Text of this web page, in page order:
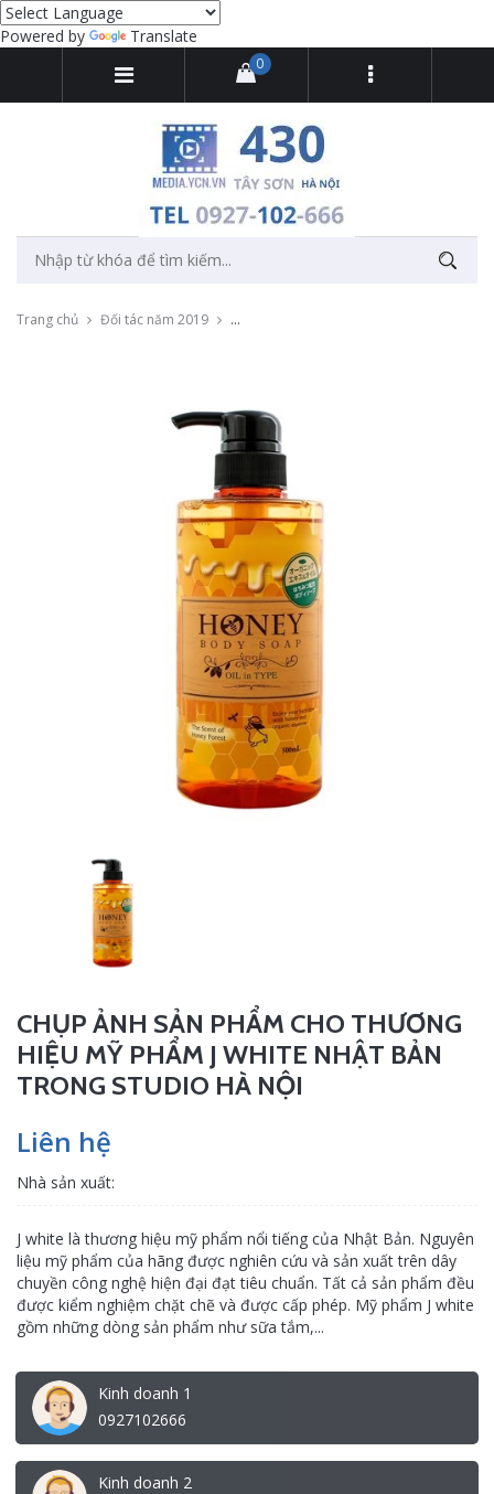
Powered by Translate
0
Trang chủ Đối tác năm 2019 Chụp ảnh sản phẩm cho thương hiệu mỹ
CHỤP ẢNH SẢN PHẨM CHO THƯƠNG
HIỆU MỸ PHẨM J WHITE NHẬT BẢN
TRONG STUDIO HÀ NỘI
Liên hệ
Nhà sản xuất:
J white là thương hiệu mỹ phẩm nổi tiếng của Nhật Bản. Nguyên
liệu mỹ phẩm của hãng được nghiên cứu và sản xuất trên dây
chuyền công nghệ hiện đại đạt tiêu chuẩn. Tất cả sản phẩm đều
được kiểm nghiệm chặt chẽ và được cấp phép. Mỹ phẩm J white
gồm những dòng sản phẩm như sữa tắm,...
Kinh doanh 1
0927102666
Kinh doanh 2